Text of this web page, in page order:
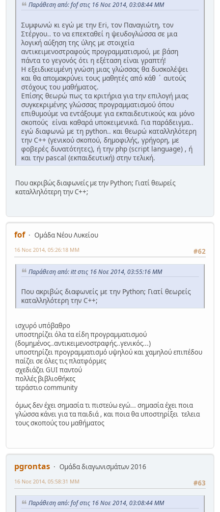
Παράθεση από: fof στις 16 Νοε 2014, 03:08:44 ΜΜ
Συμφωνώ κι εγώ με την Eri, τον Παναγιώτη, τον
Στέργου.. το να επεκταθεί η ψευδογλώσσα σε μια
λογική αύξηση της ύλης με στοιχεία
αντικειμενοστραφούς προγραμματισμού, με βάση
πάντα το γεγονός ότι η εξέταση είναι γραπτή!
Η εξειδικευμένη γνώση μιας γλώσσας θα δυσκολέψει
και θα απομακρύνει τους μαθητές από κάθ ΄ αυτούς
στόχους του μαθήματος.
Επίσης θεωρώ πως τα κριτήρια για την επιλογή μιας
συγκεκριμένης γλώσσας προγραμματισμού όπου
επιθυμούμε να εντάξουμε για εκπαιδευτικούς και μόνο
σκοπούς είναι καθαρά υποκειμενικά. Για παράδειγμα..
εγώ διαφωνώ με τη python.. και θεωρώ καταλληλότερη
την C++ (γενικού σκοπού, δημοφιλής, γρήγορη, με
φοβερές δυνατότητες), ή την php (script language) , ή
και την pascal (εκπαιδευτική) στην τελική.
Που ακριβώς διαφωνείς με την Python; Γιατί θεωρείς
καταλληλότερη την C++;
fof
Ομάδα Νέου Λυκείου
#62
16 Νοε 2014, 05:26:18 ΜΜ
Παράθεση από: itt στις 16 Νοε 2014, 03:55:16 ΜΜ
Που ακριβώς διαφωνείς με την Python; Γιατί θεωρείς
καταλληλότερη την C++;
ισχυρό υπόβαθρο
υποστηρίζει όλα τα είδη προγραμματισμού
(δομημένος..αντικειμενοστραφής..γενικός...)
υποστηρίζει προγραμματισμό υψηλού και χαμηλού επιπέδου
παίζει σε όλες τις πλατφόρμες
σχεδιάζει GUI παντού
πολλές βιβλιοθήκες
τεράστιο community
όμως δεν έχει σημασία τι πιστεύω εγώ... σημασία έχει ποια
γλώσσα κάνει για τα παιδιά , και ποια θα υποστηρίξει τελεια
τους σκοπούς του μαθήματος
pgrontas
Ομάδα διαγωνισμάτων 2016
#63
16 Νοε 2014, 05:58:31 ΜΜ
Παράθεση από: fof στις 16 Νοε 2014, 03:08:44 ΜΜ